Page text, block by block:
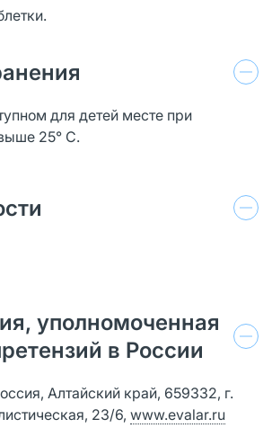
для детей месте при
25° С.
уполномоченная
в России
Алтайский край, 659332, г.
23/6, www.evalar.ru